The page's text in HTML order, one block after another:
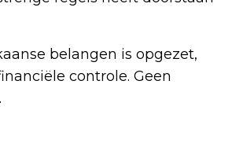
belangen is opgezet,
controle. Geen